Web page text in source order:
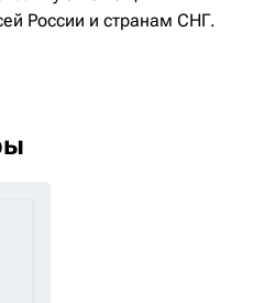
России и странам СНГ.